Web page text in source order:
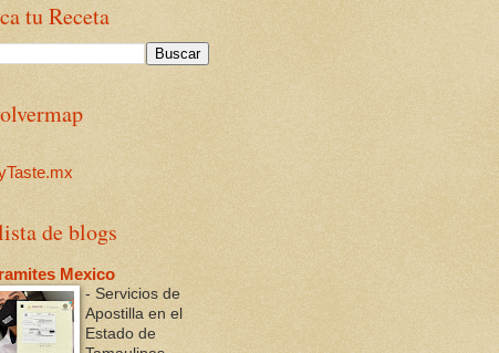
tu Receta
de blogs
Mexico
- Servicios de
Apostilla en el
Estado de